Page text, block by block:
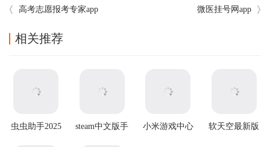
高考志愿报考专家app 微医挂号网app
相关推荐
虫虫助手2025
steam中文版手
小米游戏中心
软天空最新版